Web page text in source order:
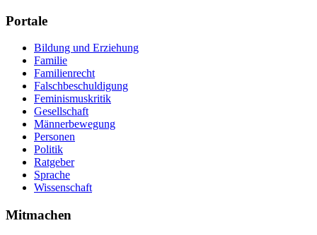
Portale
Bildung und Erziehung
Familie
Familienrecht
Falschbeschuldigung
Feminismuskritik
Gesellschaft
Männerbewegung
Personen
Politik
Ratgeber
Sprache
Wissenschaft
Mitmachen